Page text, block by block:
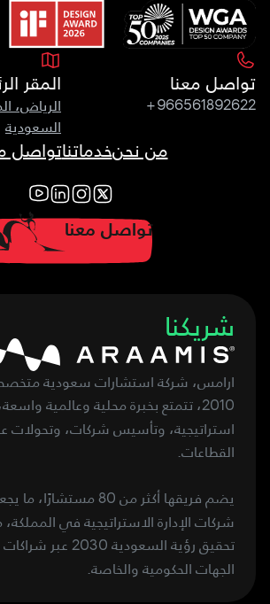
تواصل معنا
+966561892622
المقر
الرياض،
السعودية
من نحنخدماتناتواصل
تواصل معنا
شريكنا
ارامس، شركة استشارات سعودية
2010، تتمتع بخبرة محلية وعالمية
استراتيجية، وتأسيس شركات، وتحولات
القطاعات.
يضم فريقها أكثر من 80 مستشارًا، ما
شركات الإدارة الاستراتيجية في
تحقيق رؤية السعودية 2030 عبر
الجهات الحكومية والخاصة.